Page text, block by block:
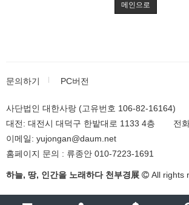
메인으로
문의하기 PC버전
사단법인 대한사랑 (고유번호 106-82-16164)
대전: 대전시 대덕구 한밭대로 1133 4층
전
이메일: yujongan@daum.net
홈페이지 문의 : 류종안 010-7223-1691
하늘, 땅, 인간을 노래하다 천부경展 All rights